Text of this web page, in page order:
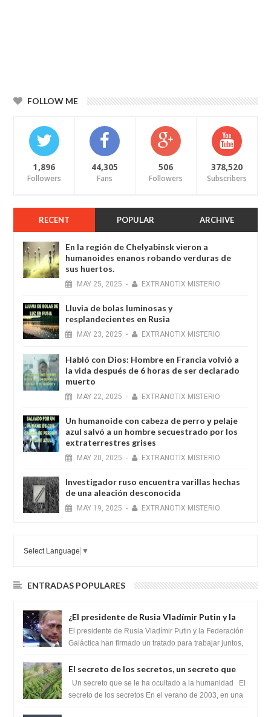
FOLLOW ME
1,896
Followers
44,305
Fans
506
Followers
378,520
Subscribers
RECENT POPULAR ARCHIVE
En la región de Chelyabinsk vieron a
humanoides enanos robando verduras de
sus huertos.
MAY 25, 2025 - EXTRANOTIX MISTERIO
Lluvia de bolas luminosas y
resplandecientes en Rusia
MAY 23, 2025 - EXTRANOTIX MISTERIO
Habló con Dios: Hombre en Francia volvió a
la vida después de 6 horas de ser declarado
muerto
MAY 22, 2025 - EXTRANOTIX MISTERIO
Un humanoide con cabeza de perro у pelaje
azul salvó a un hombre secuestrado por los
extraterrestres grises
MAY 20, 2025 - EXTRANOTIX MISTERIO
Investigador ruso encuentra varillas hechas
de una aleación desconocida
MAY 19, 2025 - EXTRANOTIX MISTERIO
Select Language ▼
ENTRADAS POPULARES
¿El presidente de Rusia Vladímir Putin y la
Federación Galactica han firmado un
tratado para acabar con los Sionistas?
El presidente de Rusia Vladímir Putin y la Federación
Galáctica han firmado un tratado para trabajar juntos,
El secreto de los secretos, un secreto que
cambiaría por completo el destino de la
humanidad
Un secreto que se le ha ocultado a la humanidad El
secreto de los secretos En el verano de 2003, en una